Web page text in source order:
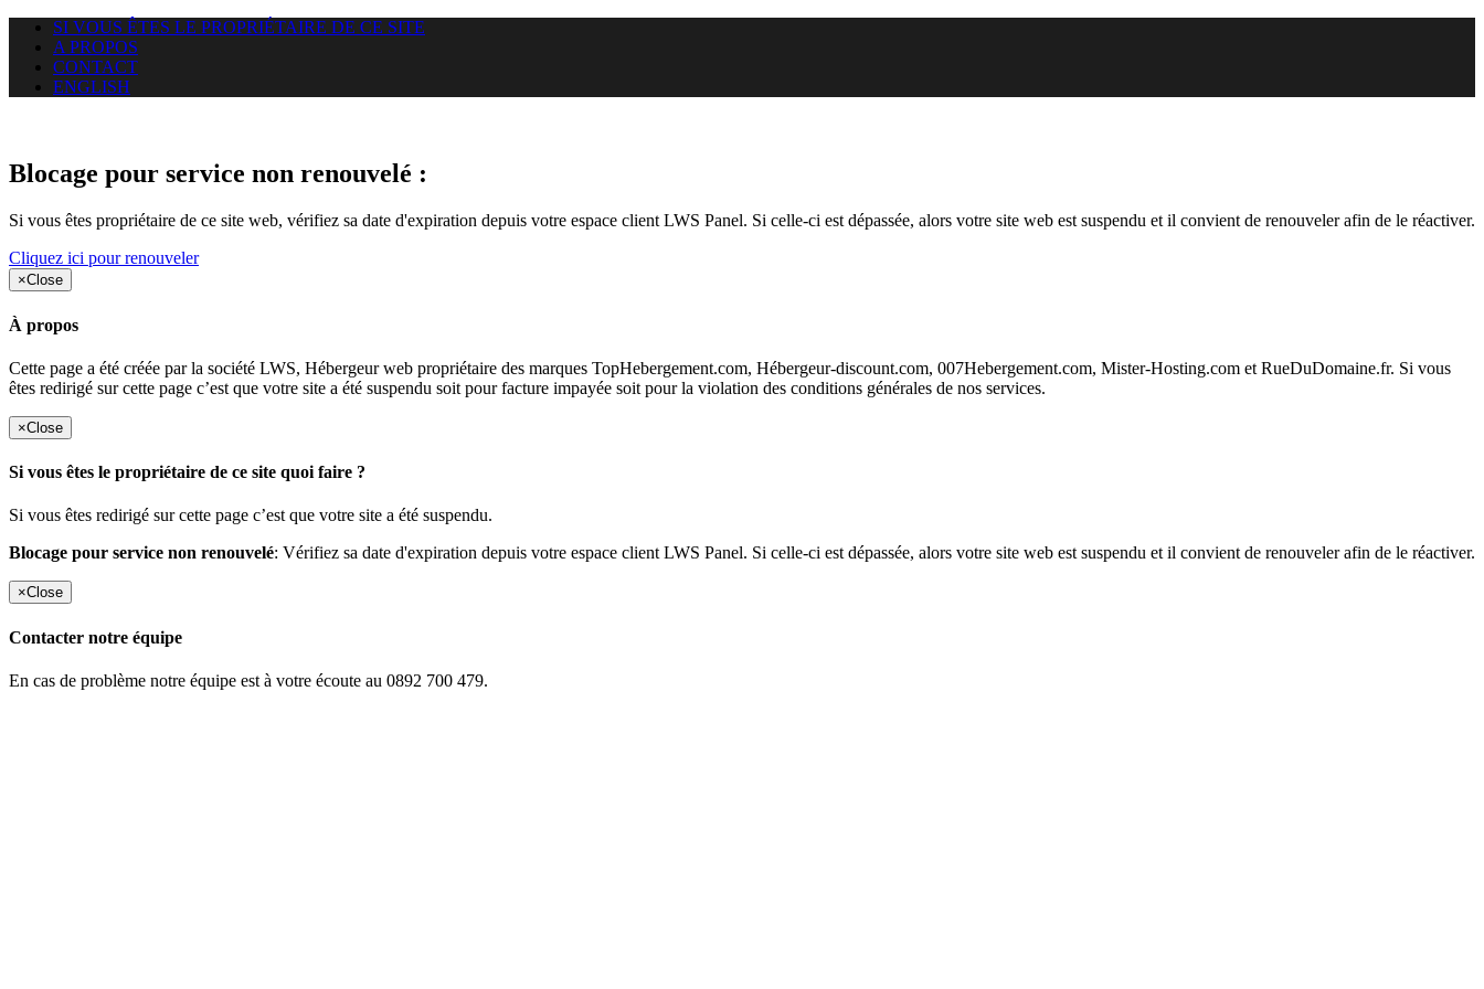
SI VOUS ÊTES LE PROPRIÉTAIRE DE CE SITE
A PROPOS
CONTACT
ENGLISH
Blocage pour service non renouvelé :
Si vous êtes propriétaire de ce site web, vérifiez sa date d'expiration depuis votre espace client LWS Panel. Si celle-ci est dépassée, alors votre site web est suspendu et il convient de renouveler afin de le réactiver.
Cliquez ici pour renouveler
×Close
À propos
Cette page a été créée par la société LWS, Hébergeur web propriétaire des marques TopHebergement.com, Hébergeur-discount.com, 007Hebergement.com, Mister-Hosting.com et RueDuDomaine.fr. Si vous
êtes redirigé sur cette page c’est que votre site a été suspendu soit pour facture impayée soit pour la violation des conditions générales de nos services.
×Close
Si vous êtes le propriétaire de ce site quoi faire ?
Si vous êtes redirigé sur cette page c’est que votre site a été suspendu.
Blocage pour service non renouvelé: Vérifiez sa date d'expiration depuis votre espace client LWS Panel. Si celle-ci est dépassée, alors votre site web est suspendu et il convient de renouveler afin de le réactiver.
×Close
Contacter notre équipe
En cas de problème notre équipe est à votre écoute au 0892 700 479.